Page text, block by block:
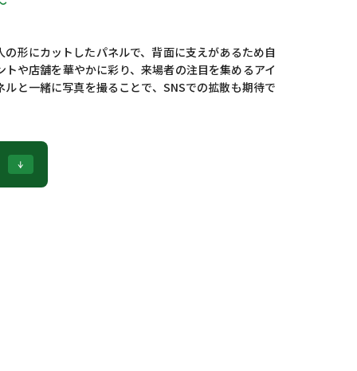
形にカットしたパネルで、背面に支えがあるため自
や店舗を華やかに彩り、来場者の注目を集めるアイ
と一緒に写真を撮ることで、SNSでの拡散も期待で